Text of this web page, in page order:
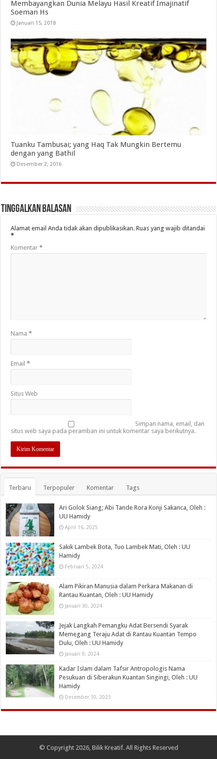
Membayangkan Dunia Melayu Hasil Kreatif Imajinatif
Soeman Hs
Januari 15, 2018
Tuanku Tambusai; yang Haq Tak Mungkin Bertemu
dengan yang Bathil
Desember 2, 2016
Tinggalkan Balasan
Alamat email Anda tidak akan dipublikasikan. Ruas yang wajib ditandai
*
Komentar*
Nama*
Email*
Situs Web
Simpan nama, email, dan
situs web saya pada peramban ini untuk komentar saya berikutnya.
Terbaru Terpopuler Komentar Tags
Ari Golok Siang; Abi Tande Rora Konji Sakanca, Oleh :
UU Hamidy
April 16, 2025
Sakik Lambek Bota, Tuo Lambek Mati, Oleh : UU
Hamidy
Februari 5, 2024
Alam Pikiran Manusia dalam Perkara Makanan di
Rantau Kuantan, Oleh : UU Hamidy
Januari 30, 2024
Jejak Langkah Pemangku Adat Bersendi Syarak
Memegang Teraju Adat di Rantau Kuantan Tempo
Dulu, Oleh : UU Hamidy
Januari 9, 2024
Kadar Islam dalam Tafsir Antropologis Nama
Pesukuan di Siberakun Kuantan Singingi, Oleh : UU
Hamidy
Desember 10, 2023
© Copyright 2026, Bilik Kreatif. All Rights Reserved